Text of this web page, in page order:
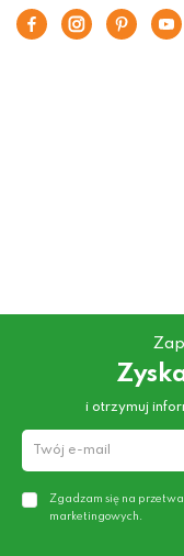
i otrzymuj
Zgadzam się na
marketingowych.